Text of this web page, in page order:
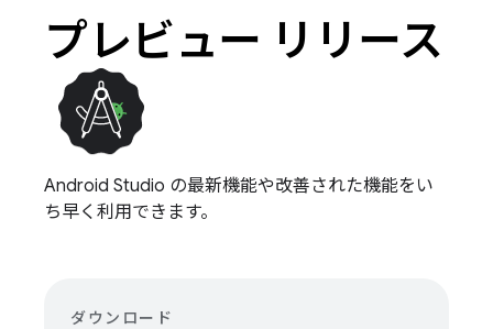
プレビュー リリース
Android Studio の最新機能や改善された機能をい
ち早く利用できます。
ダウンロード